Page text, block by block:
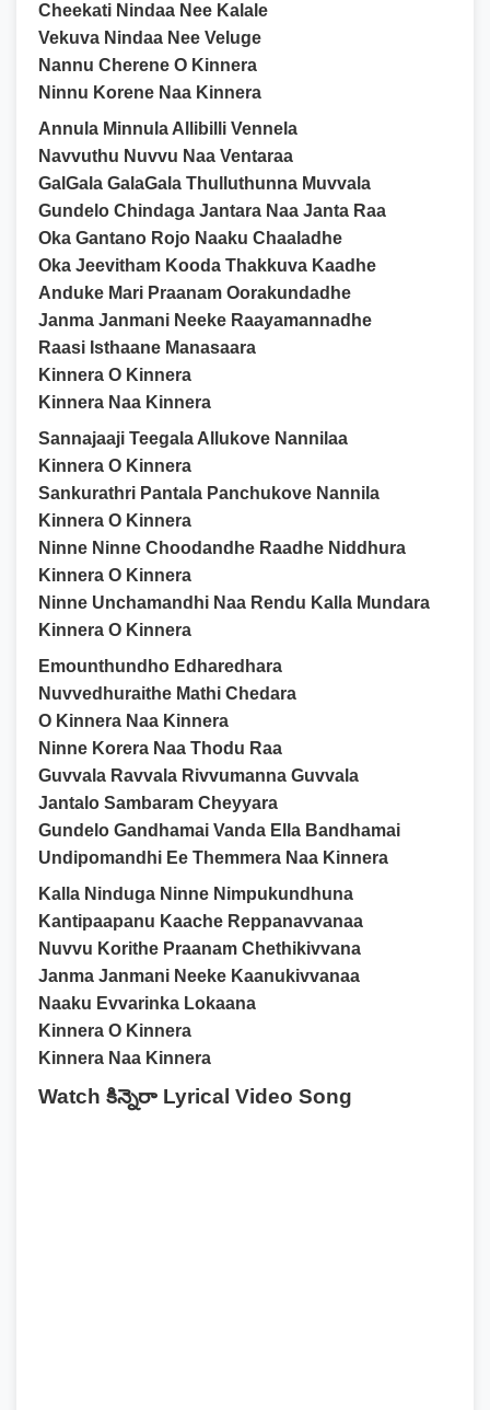
Cheekati Nindaa Nee Kalale
Vekuva Nindaa Nee Veluge
Nannu Cherene O Kinnera
Ninnu Korene Naa Kinnera
Annula Minnula Allibilli Vennela
Navvuthu Nuvvu Naa Ventaraa
GalGala GalaGala Thulluthunna Muvvala
Gundelo Chindaga Jantara Naa Janta Raa
Oka Gantano Rojo Naaku Chaaladhe
Oka Jeevitham Kooda Thakkuva Kaadhe
Anduke Mari Praanam Oorakundadhe
Janma Janmani Neeke Raayamannadhe
Raasi Isthaane Manasaara
Kinnera O Kinnera
Kinnera Naa Kinnera
Sannajaaji Teegala Allukove Nannilaa
Kinnera O Kinnera
Sankurathri Pantala Panchukove Nannila
Kinnera O Kinnera
Ninne Ninne Choodandhe Raadhe Niddhura
Kinnera O Kinnera
Ninne Unchamandhi Naa Rendu Kalla Mundara
Kinnera O Kinnera
Emounthundho Edharedhara
Nuvvedhuraithe Mathi Chedara
O Kinnera Naa Kinnera
Ninne Korera Naa Thodu Raa
Guvvala Ravvala Rivvumanna Guvvala
Jantalo Sambaram Cheyyara
Gundelo Gandhamai Vanda Ella Bandhamai
Undipomandhi Ee Themmera Naa Kinnera
Kalla Ninduga Ninne Nimpukundhuna
Kantipaapanu Kaache Reppanavvanaa
Nuvvu Korithe Praanam Chethikivvana
Janma Janmani Neeke Kaanukivvanaa
Naaku Evvarinka Lokaana
Kinnera O Kinnera
Kinnera Naa Kinnera
Watch కిన్నెరా Lyrical Video Song